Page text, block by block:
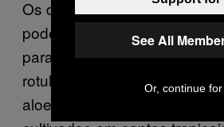
Os diferentes componentes
podem ser enviados ou
para os EUA, às vezes na
rotulados como outras
aloe vera. Em outros casos,
See All
Or, continue